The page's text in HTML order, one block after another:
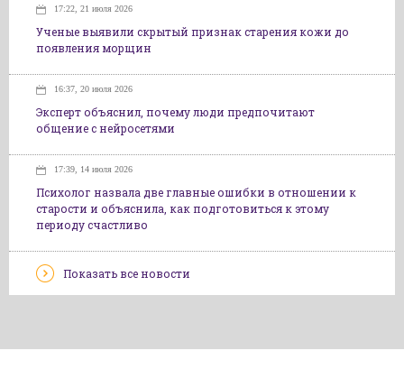
17:22, 21 июля 2026
Ученые выявили скрытый признак старения кожи до
появления морщин
16:37, 20 июля 2026
Эксперт объяснил, почему люди предпочитают
общение с нейросетями
17:39, 14 июля 2026
Психолог назвала две главные ошибки в отношении к
старости и объяснила, как подготовиться к этому
периоду счастливо
Показать все новости